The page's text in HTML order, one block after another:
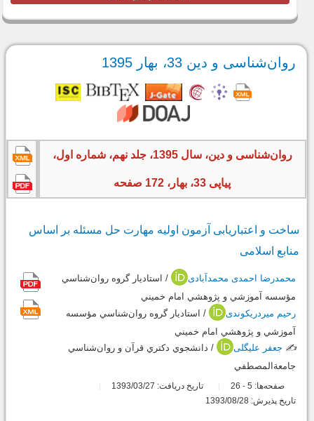
روان‌شناسی و دین 33، بهار 1395
روان‌شناسی و دین، سال 1395، جلد نهم، شماره اول،
پیاپی 33، بهار، 172 صفحه
ساخت و اعتباریابی آزمون اولیه مهارت حل‌ مسئله بر اساس
منابع اسلامی
محمدرضا احمدی محمدآبادی
/ استاديار گروه ‌روان‌شناسي
مؤسسه آموزشي و پژوهشي امام خميني
رحیم میردریکوندی
/ استاديار گروه ‌روان‌شناسي مؤسسه
آموزشي و پژوهشي امام خميني
✍️ جعفر علیگلی
/ دانشجوي دكتري قرآن و روان‌شناسي
جامعة‌المصطفي
صفحه‌ها: 5
-
تاریخ دریافت: 1393/03/27
تاریخ پذیرش: 1393/08/28